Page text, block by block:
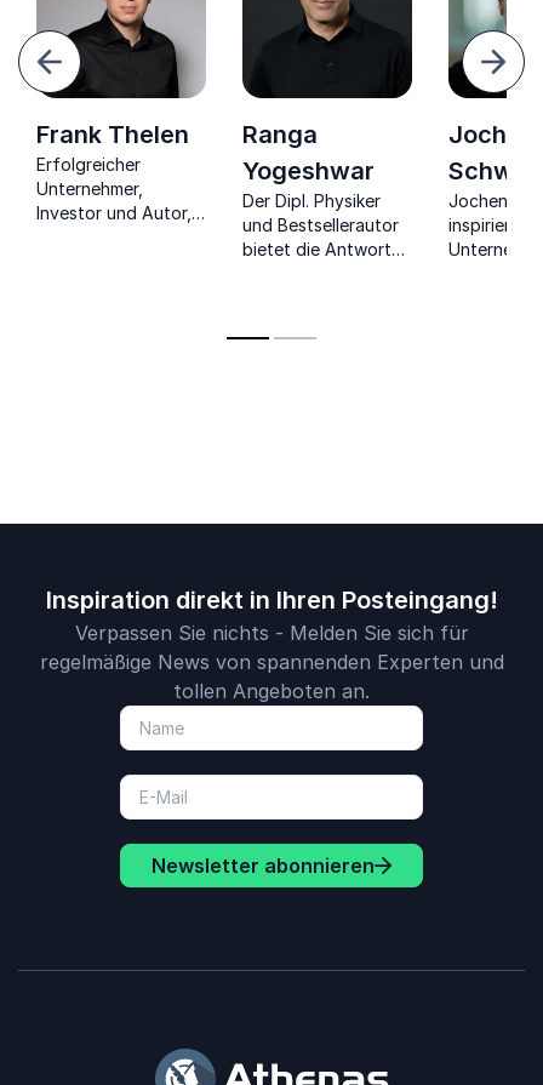
Frank Thelen
Erfolgreicher
Unternehmer,
Investor und Autor,
Ranga
Yogeshwar
Der Dipl. Physiker
und Bestsellerautor
bietet die Antwort
lassen.
Jochen
Jochen
inspiriert als
Inspiration direkt in Ihren Posteingang!
Verpassen Sie nichts - Melden Sie sich für
regelmäßige News von spannenden Experten und
tollen Angeboten an.
Newsletter abonnieren